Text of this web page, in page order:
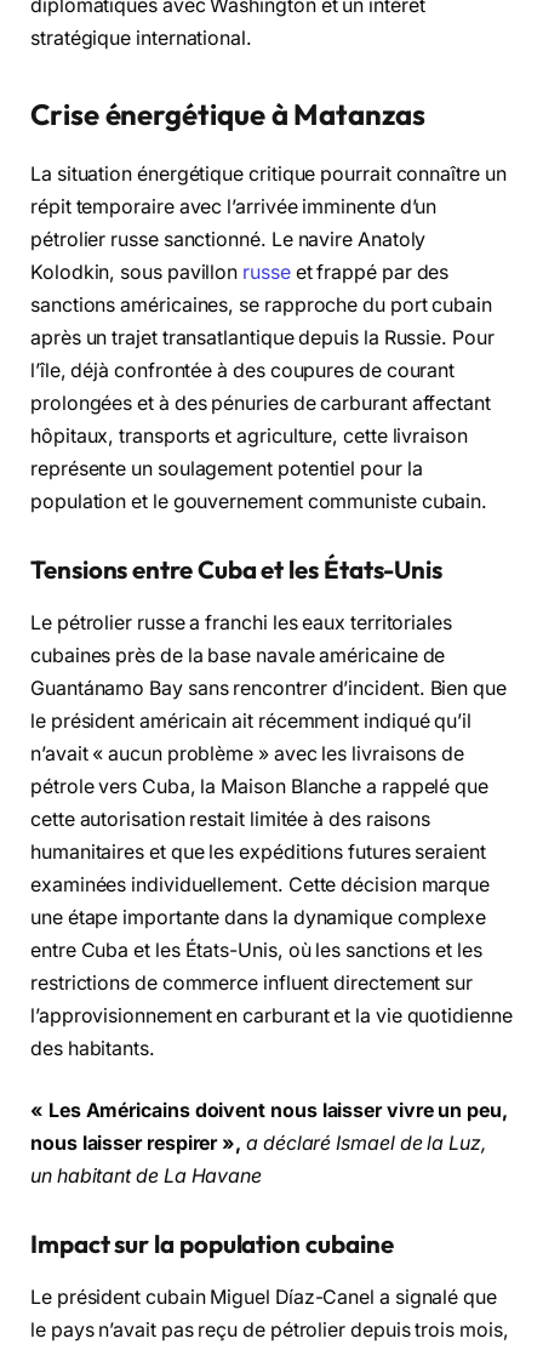
diplomatiques avec Washington et un intérêt
stratégique international.
Crise énergétique à Matanzas
La situation énergétique critique pourrait connaître un
répit temporaire avec l’arrivée imminente d’un
pétrolier russe sanctionné. Le navire Anatoly
Kolodkin, sous pavillon russeet frappé par des
sanctions américaines, se rapproche du port cubain
après un trajet transatlantique depuis la Russie. Pour
l’île, déjà confrontée à des coupures de courant
prolongées et à des pénuries de carburant affectant
hôpitaux, transports et agriculture, cette livraison
représente un soulagement potentiel pour la
population et le gouvernement communiste cubain.
Tensions entre Cuba et les États-Unis
Le pétrolier russe a franchi les eaux territoriales
cubaines près de la base navale américaine de
Guantánamo Bay sans rencontrer d’incident. Bien que
le président américain ait récemment indiqué qu’il
n’avait « aucun problème » avec les livraisons de
pétrole vers Cuba, la Maison Blanche a rappelé que
cette autorisation restait limitée à des raisons
humanitaires et que les expéditions futures seraient
examinées individuellement. Cette décision marque
une étape importante dans la dynamique complexe
entre Cuba et les États-Unis, où les sanctions et les
restrictions de commerce influent directement sur
l’approvisionnement en carburant et la vie quotidienne
des habitants.
« Les Américains doivent nous laisser vivre un peu,
nous laisser respirer », a déclaré Ismael de la Luz,
un habitant de La Havane
Impact sur la population cubaine
Le président cubain Miguel Díaz-Canel a signalé que
le pays n’avait pas reçu de pétrolier depuis trois mois,